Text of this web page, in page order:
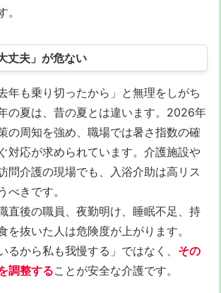
丈夫」が危ない
年も乗り切ったから」と無理をしがち
の夏は、昔の夏とは違います。2026年
の周知を強め、職場では暑さ指数の確
対応が求められています。介護施設や
問介護の現場でも、入浴介助は高リス
べきです。
直後の職員、夜勤明け、睡眠不足、持
を抜いた人は危険度が上がります。
るから私も我慢する」ではなく、 その
調整することが安全な介護です。